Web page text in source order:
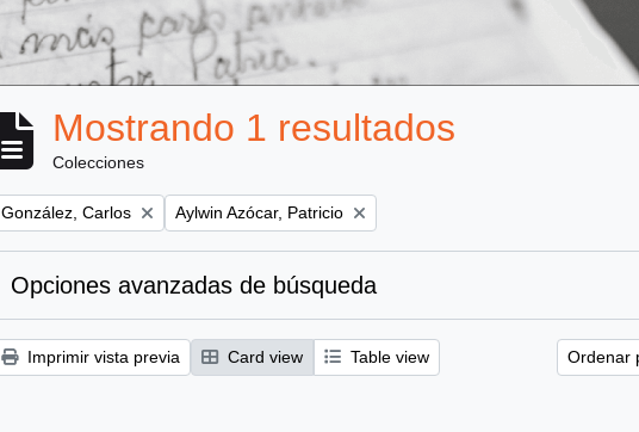
Mostrando 1 resultados
Colecciones
Remove filter:
González, Carlos Remove filter:
Aylwin Azócar, Patricio
Opciones avanzadas de búsqueda
Imprimir vista previa Card view Table view Ordenar